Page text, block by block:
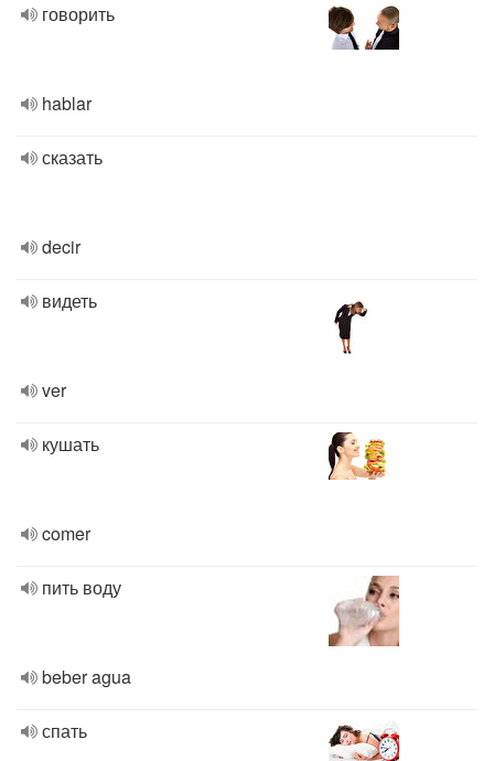
говорить
hablar
сказать
decir
видеть
ver
кушать
comer
пить воду
beber agua
спать